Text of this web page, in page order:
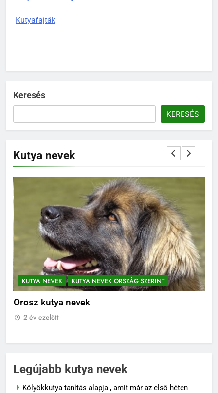
Kutyafajták
Keresés
KERESÉS
Kutya nevek
KUTYA NEVEK KUTYA NEVEK ORSZÁG SZERINT
Orosz kutya nevek
2 év ezelőtt
Legújabb kutya nevek
Kölyökkutya tanítás alapjai, amit már az első héten